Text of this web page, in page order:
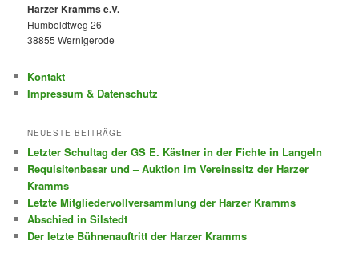
Harzer Kramms e.V.
Humboldtweg 26
38855 Wernigerode
Kontakt
Impressum & Datenschutz
NEUESTE BEITRÄGE
Letzter Schultag der GS E. Kästner in der Fichte in Langeln
Requisitenbasar und – Auktion im Vereinssitz der Harzer
Kramms
Letzte Mitgliedervollversammlung der Harzer Kramms
Abschied in Silstedt
Der letzte Bühnenauftritt der Harzer Kramms